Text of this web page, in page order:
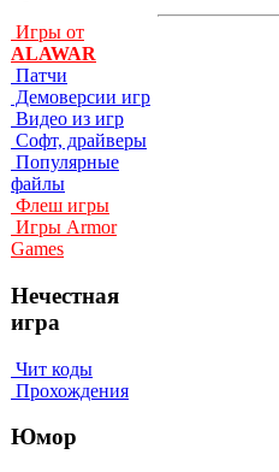
Игры от
ALAWAR
Патчи
Демоверсии игр
Видео из игр
Софт, драйверы
Популярные
файлы
Флеш игры
Игры Armor
Games
Нечестная
игра
Чит коды
Прохождения
Юмор